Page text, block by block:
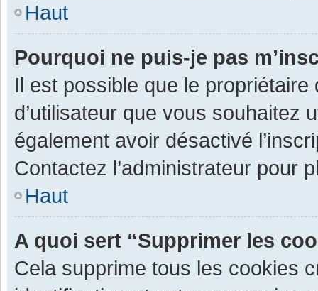
Haut
Pourquoi ne puis-je pas
Il est possible que le
d’utilisateur que vous souhaitez
également avoir désactivé
Contactez l’administrateur pour
Haut
A quoi sert “Supprimer les
Cela supprime tous les cookies